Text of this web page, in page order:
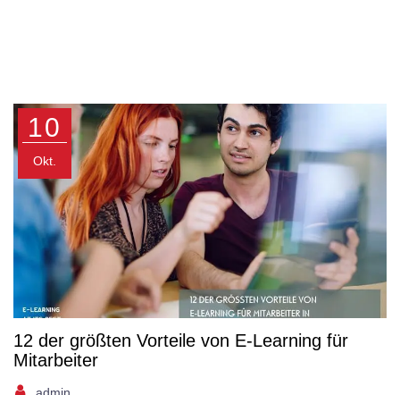
10
Okt.
12 der größten Vorteile von E-Learning für
Mitarbeiter
admin